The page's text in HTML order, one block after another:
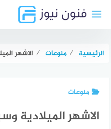
الرئيسية ⁄ منوعات ⁄ الاشهر
منوعات
الاشهر الميلادية